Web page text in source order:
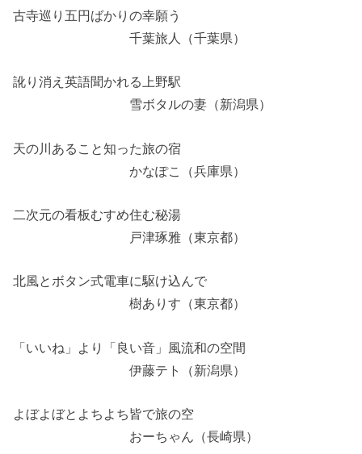
古寺巡り五円ばかりの幸願う
千葉旅人（千葉県）
訛り消え英語聞かれる上野駅
雪ボタルの妻（新潟県）
天の川あること知った旅の宿
かなぽこ（兵庫県）
二次元の看板むすめ住む秘湯
戸津琢雅（東京都）
北風とボタン式電車に駆け込んで
樹ありす（東京都）
「いいね」より「良い音」風流和の空間
伊藤テト（新潟県）
よぼよぼとよちよち皆で旅の空
おーちゃん（長崎県）